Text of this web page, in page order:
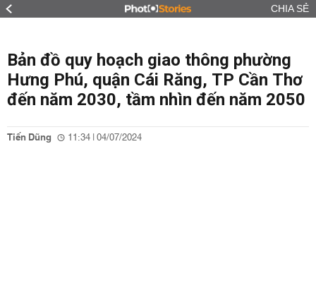
CHIA SẺ
Bản đồ quy hoạch giao thông phường
Hưng Phú, quận Cái Răng, TP Cần Thơ
đến năm 2030, tầm nhìn đến năm 2050
Tiến Dũng 11:34 | 04/07/2024